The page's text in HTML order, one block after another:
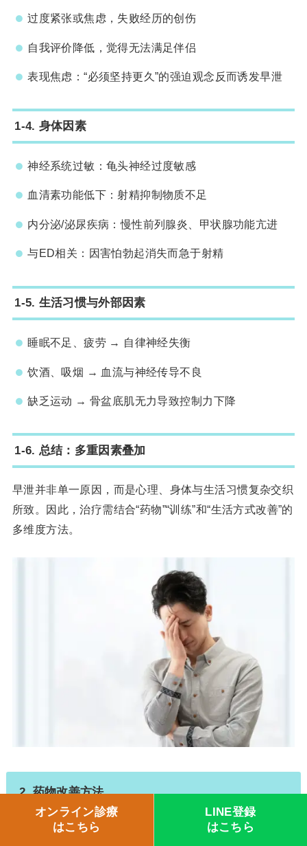
过度紧张或焦虑，失败经历的创伤
自我评价降低，觉得无法满足伴侣
表现焦虑：“必须坚持更久”的强迫观念反而诱发早泄
1-4. 身体因素
神经系统过敏：龟头神经过度敏感
血清素功能低下：射精抑制物质不足
内分泌/泌尿疾病：慢性前列腺炎、甲状腺功能亢进
与ED相关：因害怕勃起消失而急于射精
1-5. 生活习惯与外部因素
睡眠不足、疲劳 → 自律神经失衡
饮酒、吸烟 → 血流与神经传导不良
缺乏运动 → 骨盆底肌无力导致控制力下降
1-6. 总结：多重因素叠加
早泄并非单一原因，而是心理、身体与生活习惯复杂交织
所致。因此，治疗需结合“药物”“训练”和“生活方式改善”的
多维度方法。
2. 药物改善方法
オンライン診療
はこちら
LINE登録
はこちら